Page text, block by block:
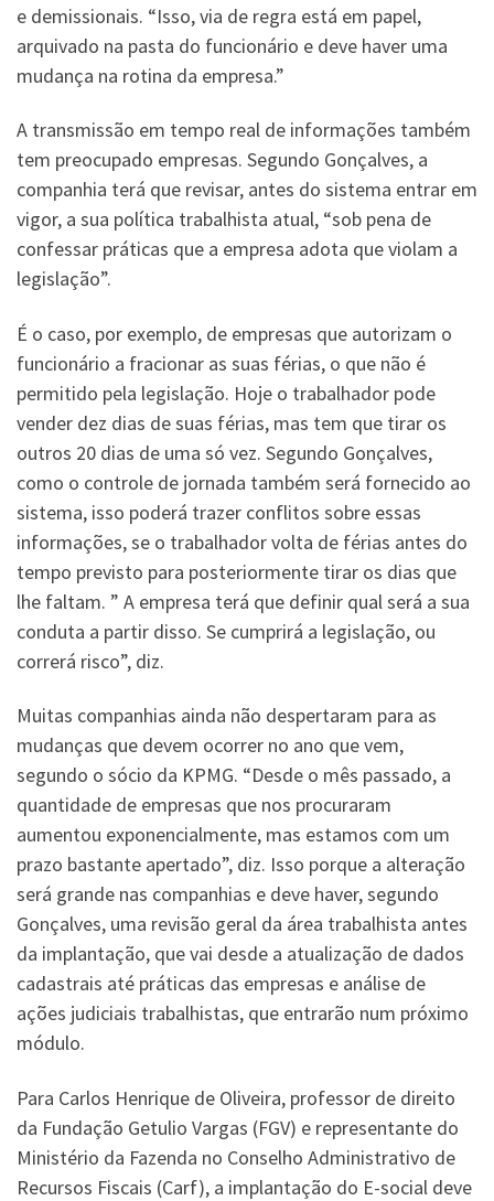
e demissionais. “Isso, via de regra está em papel,
arquivado na pasta do funcionário e deve haver uma
mudança na rotina da empresa.”
A transmissão em tempo real de informações também
tem preocupado empresas. Segundo Gonçalves, a
companhia terá que revisar, antes do sistema entrar em
vigor, a sua política trabalhista atual, “sob pena de
confessar práticas que a empresa adota que violam a
legislação”.
É o caso, por exemplo, de empresas que autorizam o
funcionário a fracionar as suas férias, o que não é
permitido pela legislação. Hoje o trabalhador pode
vender dez dias de suas férias, mas tem que tirar os
outros 20 dias de uma só vez. Segundo Gonçalves,
como o controle de jornada também será fornecido ao
sistema, isso poderá trazer conflitos sobre essas
informações, se o trabalhador volta de férias antes do
tempo previsto para posteriormente tirar os dias que
lhe faltam. ” A empresa terá que definir qual será a sua
conduta a partir disso. Se cumprirá a legislação, ou
correrá risco”, diz.
Muitas companhias ainda não despertaram para as
mudanças que devem ocorrer no ano que vem,
segundo o sócio da KPMG. “Desde o mês passado, a
quantidade de empresas que nos procuraram
aumentou exponencialmente, mas estamos com um
prazo bastante apertado”, diz. Isso porque a alteração
será grande nas companhias e deve haver, segundo
Gonçalves, uma revisão geral da área trabalhista antes
da implantação, que vai desde a atualização de dados
cadastrais até práticas das empresas e análise de
ações judiciais trabalhistas, que entrarão num próximo
módulo.
Para Carlos Henrique de Oliveira, professor de direito
da Fundação Getulio Vargas (FGV) e representante do
Ministério da Fazenda no Conselho Administrativo de
Recursos Fiscais (Carf), a implantação do E-social deve